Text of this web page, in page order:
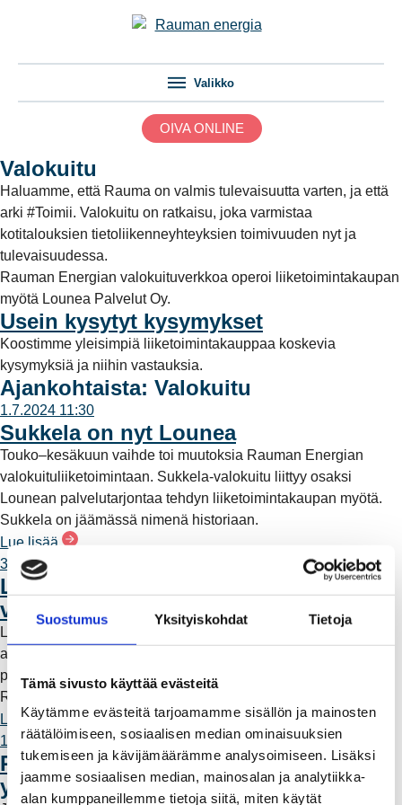
Suostumus Yksityiskohdat Tietoja
Tämä sivusto käyttää evästeitä
Käytämme evästeitä tarjoamamme sisällön ja mainosten
räätälöimiseen, sosiaalisen median ominaisuuksien
tukemiseen ja kävijämäärämme analysoimiseen. Lisäksi
jaamme sosiaalisen median, mainosalan ja analytiikka-
alan kumppaneillemme tietoja siitä, miten käytät
Valikko
OIVA ONLINE
Valokuitu
Haluamme, että Rauma on valmis tulevaisuutta varten, ja että
arki #Toimii. Valokuitu on ratkaisu, joka varmistaa
kotitalouksien tietoliikenneyhteyksien toimivuuden nyt ja
tulevaisuudessa.
Rauman Energian valokuituverkkoa operoi liiketoimintakaupan
myötä Lounea Palvelut Oy.
Usein kysytyt kysymykset
Koostimme yleisimpiä liiketoimintakauppaa koskevia
kysymyksiä ja niihin vastauksia.
Ajankohtaista: Valokuitu
1.7.2024 11:30
Sukkela on nyt Lounea
Touko–kesäkuun vaihde toi muutoksia Rauman Energian
valokuituliiketoimintaan. Sukkela-valokuitu liittyy osaksi
Lounean palvelutarjontaa tehdyn liiketoimintakaupan myötä.
Sukkela on jäämässä nimenä historiaan.
Lue lisää
30.5.2024 13:00
Lounea ostaa Rauman Energialta
valokuituverkon palveluliiketoiminnan
Liiketoimintakauppa vahvistaa Lounean jo ennestään vahvaa
asemaa valokuitumarkkinassa ja tuo kotimaisen Lounean
palvelut saataville tuhansille omakoti- ja taloyhtiöasunnoille
Rauman alueella.
Lue lisää
13.12.2023 13:07
REO x Juniorilukko: Nopeilla
yhteyksillä junioriurheilua kotisohville